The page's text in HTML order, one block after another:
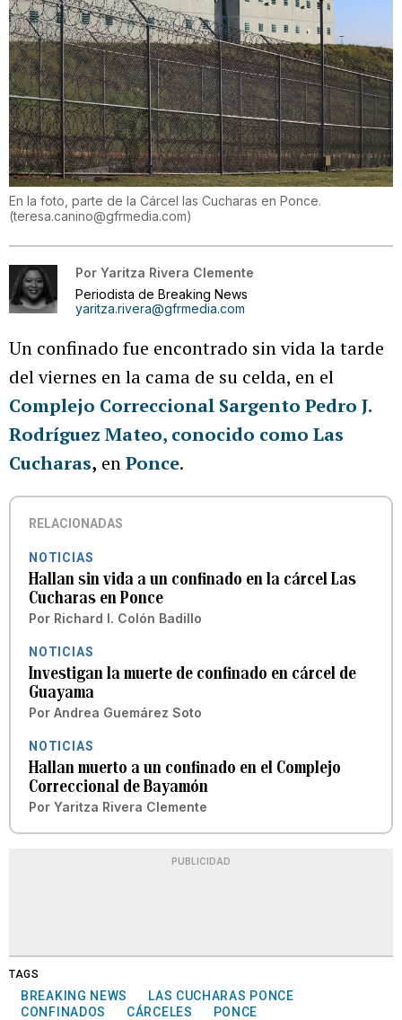
En la foto, parte de la Cárcel las Cucharas en Ponce.
(teresa.canino@gfrmedia.com)
Por Yaritza Rivera Clemente
Periodista de Breaking News
yaritza.rivera@gfrmedia.com
Un confinado fue encontrado sin vida la tarde
del viernes en la cama de su celda, en el
Complejo Correccional Sargento Pedro J.
Rodríguez Mateo, conocido como Las
Cucharas, enPonce.
RELACIONADAS
NOTICIAS
Hallan sin vida a un confinado en la cárcel Las
Cucharas en Ponce
Por Richard I. Colón Badillo
NOTICIAS
Investigan la muerte de confinado en cárcel de
Guayama
Por Andrea Guemárez Soto
NOTICIAS
Hallan muerto a un confinado en el Complejo
Correccional de Bayamón
Por Yaritza Rivera Clemente
PUBLICIDAD
TAGS
BREAKING NEWS
LAS CUCHARAS PONCE
CONFINADOS
CÁRCELES PONCE